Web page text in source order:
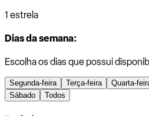
1 estrela
Dias da semana:
Escolha os dias que possui
Segunda-feira Terça-feira Quarta-
Sábado
Todos